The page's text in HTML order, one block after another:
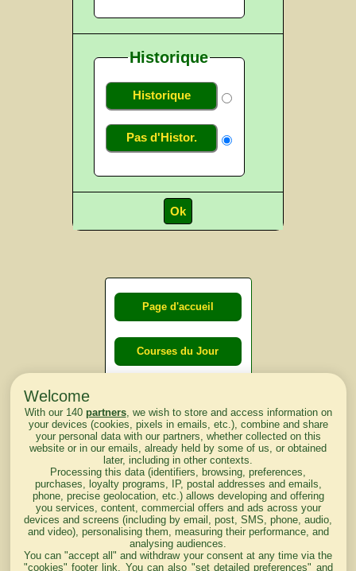
Historique
Historique
Pas d'Histor.
Page d'accueil
Courses du Jour
lendemain
Courses
d'aujourd'hui
Haut de Page
Welcome
With our 140 partners, we wish to store and access information on
your devices (cookies, pixels in emails, etc.), combine and share
your personal data with our partners, whether collected on this
website or in our emails, already held by some of us, or obtained
later, including in other contexts.
Processing this data (identifiers, browsing, preferences,
purchases, loyalty programs, IP, postal addresses and emails,
phone, precise geolocation, etc.) allows developing and offering
you services, content, commercial offers and ads across your
devices and screens (including by email, post, SMS, phone, audio,
and video), personalising them, measuring their performance, and
analysing audiences.
You can "accept all" and withdraw your consent at any time via the
"cookies" footer link . You can also "set detailed preferences" and